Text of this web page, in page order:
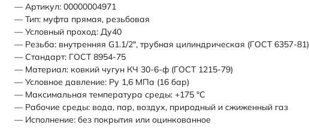
— Артикул: 00000004971
— Тип: муфта прямая, резьбовая
— Условный проход: Ду40
— Резьба: внутренняя G1.1/2", трубная цилиндрическая (ГОСТ 6357-81)
— Стандарт: ГОСТ 8954-75
— Материал: ковкий чугун КЧ 30-6-ф (ГОСТ 1215-79)
— Условное давление: Ру 1,6 МПа (16 бар)
— Максимальная температура среды: +175 °C
— Рабочие среды: вода, пар, воздух, природный и сжиженный газ
— Исполнение: без покрытия или оцинкованное